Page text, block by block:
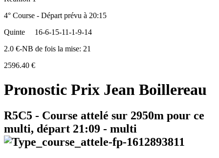
4° Course - Départ prévu à 20:15
Quinte
16-6-15-11-1-9-14
2.0 €-NB de fois la mise: 21
2596.40 €
Pronostic Prix Jean Boillereau
R5C5 - Course attelé sur 2950m pour ce
multi, départ 21:09 - multi